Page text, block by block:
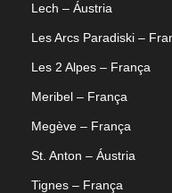
Lech – Áustria
Les Arcs Paradiski –
Les 2 Alpes – França
Meribel – França
Megève – França
St. Anton – Áustria
Tignes – França